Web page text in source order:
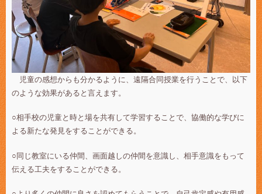
児童の感想からも分かるように、遠隔合同授業を行うことで、以下
のような効果があると言えます。
○相手校の児童と時と場を共有して学習することで、協働的な学びに
よる新たな発見をすることができる。
○同じ教室にいる仲間、画面越しの仲間を意識し、相手意識をもって
伝える工夫をすることができる。